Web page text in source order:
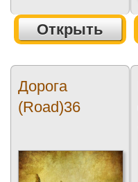
Открыть
Дорога
(Road)36